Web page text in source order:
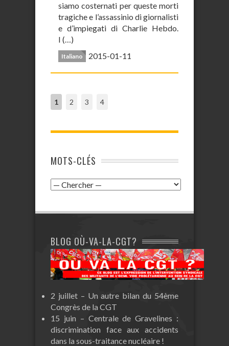
siamo costernati per queste morti
tragiche e l’assassinio di giornalisti
e d’impiegati di Charlie Hebdo.
I (…)
Italiano 2015-01-11
1 2 3 4
MOTS-CLÉS
BLOG OÙ-VA-LA-CGT?
2 juillet – Un autre bilan du 54ème
Congrès de la CGT
15 juin – Centrale de Gravelines :
discrimination face aux accidents
dans la sous-traitance nucléaire !